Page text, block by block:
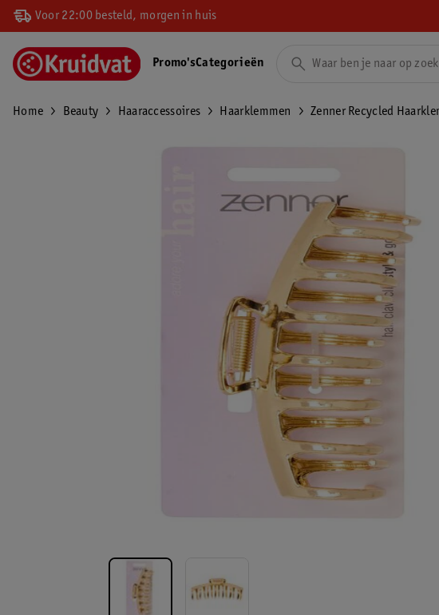
Voor 22:00 besteld, morgen in huis
Promo'sCategorieën
Home Beauty Haaraccessoires Haarklemmen Zenner Recycled